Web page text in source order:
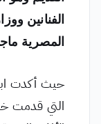
الفنانين
المصرية
حيث أكدت
التي قدمت